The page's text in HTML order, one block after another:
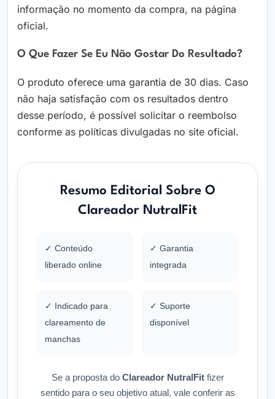
informação no momento da compra, na página
oficial.
O Que Fazer Se Eu Não Gostar Do Resultado?
O produto oferece uma garantia de 30 dias. Caso
não haja satisfação com os resultados dentro
desse período, é possível solicitar o reembolso
conforme as políticas divulgadas no site oficial.
Resumo Editorial Sobre O
Clareador NutralFit
✓ Conteúdo
liberado online
✓ Garantia
integrada
✓ Indicado para
clareamento de
manchas
✓ Suporte
disponível
Se a proposta do Clareador NutralFitfizer
sentido para o seu objetivo atual, vale conferir as